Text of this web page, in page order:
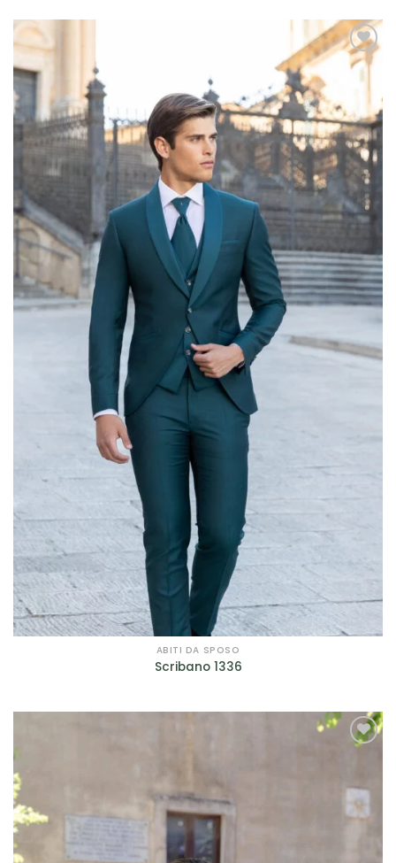
Filtra per Tessuto
Filtra per Marca
Bagatelle
Cleofe Finati(12)
Dalin - Italian Atelier(4)
David Fielden (3)
Donatella Gallo (2)
Elisabetta Polignano (4)
Enzo Romano
Gaggioli Sposi (50)
Impero Couture(18)
Jolies by Nicole Milano(2)
Maestri - Allure (17)
(1)
Mori Lee (4)
Musani (10)
Nicole(1)
(29)
Sonia Pena (12)
AGGIUNGI
ALLA TUA
LISTA DEI
DESIDERI
ABITI DA SPOSO
Scribano 1336
LISTA DEI
DESIDERI